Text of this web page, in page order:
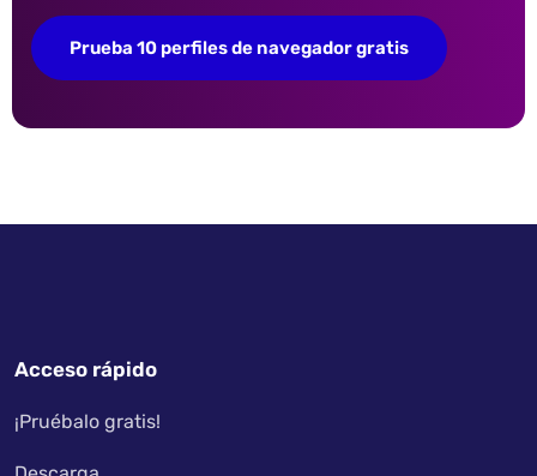
Prueba 10 perfiles de navegador gratis
Acceso rápido
¡Pruébalo gratis!